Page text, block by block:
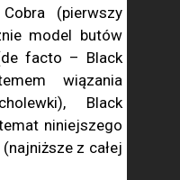
(pierwszy
model butów
facto – Black
wiązania
Black
niniejszego
z całej